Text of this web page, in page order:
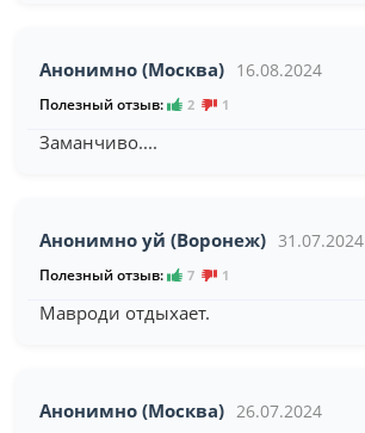
Анонимно (Москва) 16.08.2024
Полезный отзыв: 2 1
Заманчиво....
Анонимно уй (Воронеж) 31.07.2024
Полезный отзыв: 7 1
Мавроди отдыхает.
Анонимно (Москва) 26.07.2024